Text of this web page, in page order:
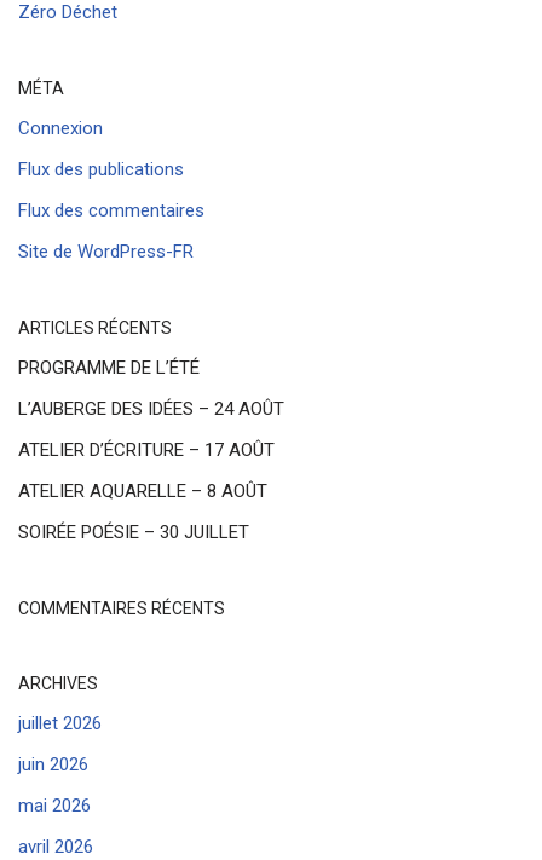
Zéro Déchet
MÉTA
Connexion
Flux des publications
Flux des commentaires
Site de WordPress-FR
ARTICLES RÉCENTS
PROGRAMME DE L’ÉTÉ
L’AUBERGE DES IDÉES – 24 AOÛT
ATELIER D’ÉCRITURE – 17 AOÛT
ATELIER AQUARELLE – 8 AOÛT
SOIRÉE POÉSIE – 30 JUILLET
COMMENTAIRES RÉCENTS
ARCHIVES
juillet 2026
juin 2026
mai 2026
avril 2026